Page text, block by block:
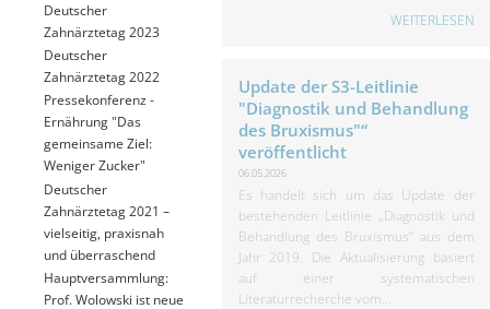
Deutscher
Zahnärztetag 2023
Deutscher
Zahnärztetag 2022
Pressekonferenz -
Ernährung "Das
gemeinsame Ziel:
Weniger Zucker"
Deutscher
Zahnärztetag 2021 –
vielseitig, praxisnah
und überraschend
Hauptversammlung:
Prof. Wolowski ist neue
WEITERLESEN
Update der S3-Leitlinie
"Diagnostik und Behandlung
des Bruxismus"“
veröffentlicht
06.05.2026
Es handelt sich um das Update der
bestehenden Leitlinie „Diagnostik und
Behandlung des Bruxismus“ aus dem
Jahr 2019. Die Aktualisierung basiert
auf einer systematischen
Literaturrecherche vom...